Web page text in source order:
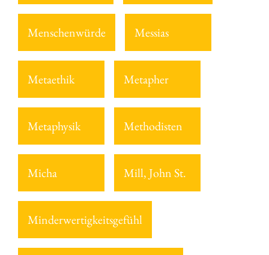
Menschenwürde Messias
Metaethik Metapher
Metaphysik Methodisten
Micha Mill, John St.
Minderwertigkeitsgefühl